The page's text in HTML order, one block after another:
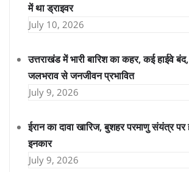
में था ड्राइवर
July 10, 2026
उत्तराखंड में भारी बारिश का कहर, कई हाईवे
जलभराव से जनजीवन प्रभावित
July 9, 2026
ईरान का दावा खारिज, बुशहर परमाणु संयंत्र
इनकार
July 9, 2026